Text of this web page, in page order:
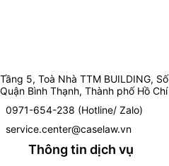
Tầng 5, Toà Nhà TTM BUILDING,
Quận Bình Thạnh, Thành phố Hồ
0971-654-238 (Hotline/ Zalo)
service.center@caselaw.vn
Thông tin dịch vụ